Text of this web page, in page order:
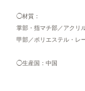
◯材質：
掌部・指マチ部／アクリ
甲部／ポリエステル・レ
◯生産国：中国